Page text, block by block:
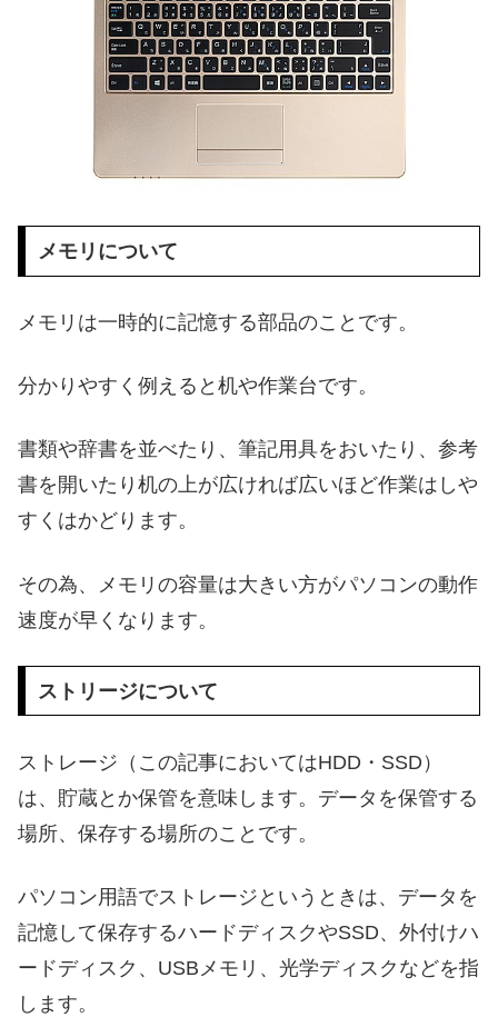
メモリについて
メモリは一時的に記憶する部品のことです。
分かりやすく例えると机や作業台です。
書類や辞書を並べたり、筆記用具をおいたり、参考
書を開いたり机の上が広ければ広いほど作業はしや
すくはかどります。
その為、メモリの容量は大きい方がパソコンの動作
速度が早くなります。
ストリージについて
ストレージ（この記事においてはHDD・SSD）
は、貯蔵とか保管を意味します。データを保管する
場所、保存する場所のことです。
パソコン用語でストレージというときは、データを
記憶して保存するハードディスクやSSD、外付けハ
ードディスク、USBメモリ、光学ディスクなどを指
します。